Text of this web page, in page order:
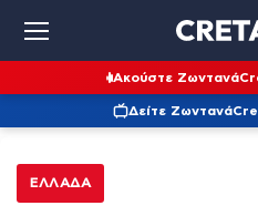
Ακούστε Ζωντανά
Δείτε Ζωντανά
ΕΛΛΆΔΑ